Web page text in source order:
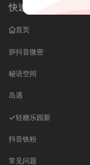
快速导航
首页
抖音微密
秘语空间
岛遇
轻糖乐园新
抖音铁粉
常见问题